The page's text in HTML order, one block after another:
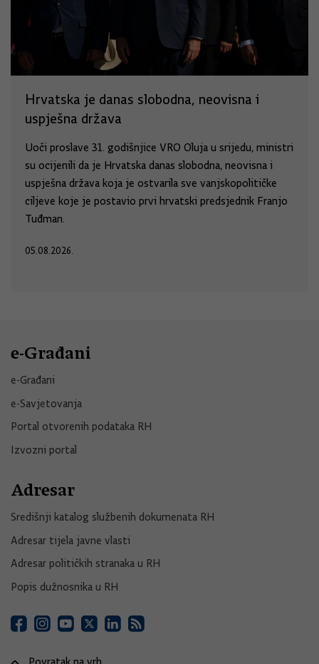
Hrvatska je danas slobodna, neovisna i
uspješna država
Uoči proslave 31. godišnjice VRO Oluja u srijedu, ministri
su ocijenili da je Hrvatska danas slobodna, neovisna i
uspješna država koja je ostvarila sve vanjskopolitičke
ciljeve koje je postavio prvi hrvatski predsjednik Franjo
Tuđman.
05.08.2026.
e-Građani
e-Građani
e-Savjetovanja
Portal otvorenih podataka RH
Izvozni portal
Adresar
Središnji katalog službenih dokumenata RH
Adresar tijela javne vlasti
Adresar političkih stranaka u RH
Popis dužnosnika u RH